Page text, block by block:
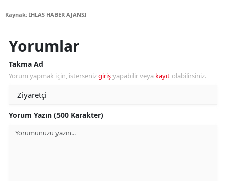
Kaynak: İHLAS HABER AJANSI
Yorumlar
Takma Ad
Yorum yapmak için, istersenizgirişyapabilir veya kayıt olabilirsiniz.
Yorum Yazın (500 Karakter)